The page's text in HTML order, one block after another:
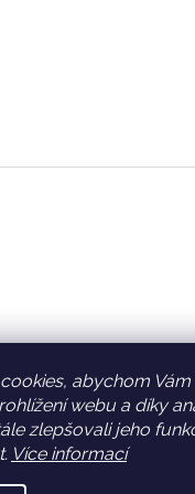
abychom
webu a díky
zlepšovali jeho
Více informací